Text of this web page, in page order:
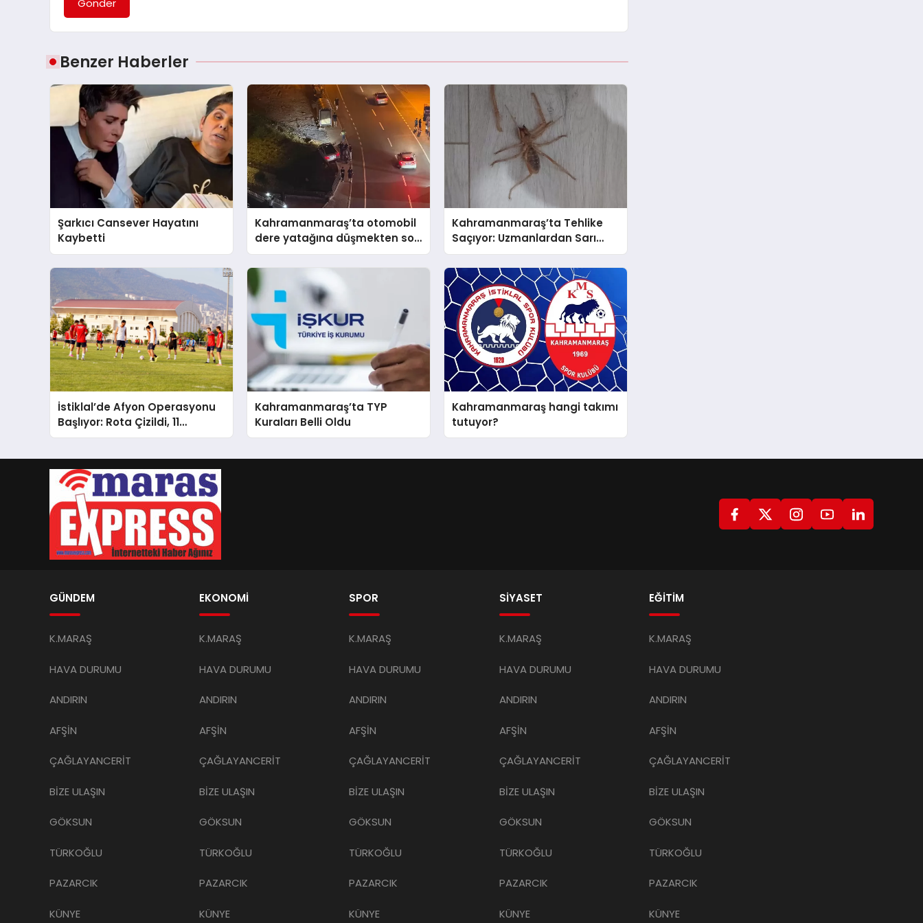
Gönder
Benzer Haberler
Şarkıcı Cansever Hayatını
Kaybetti
Kahramanmaraş’ta otomobil
dere yatağına düşmekten son
anda kurtuldu
Kahramanmaraş’ta Tehlike
Saçıyor: Uzmanlardan Sarı
Ömer (Böğ) Uyarısı!
İstiklal’de Afyon Operasyonu
Başlıyor: Rota Çizildi, 11
Ağustos’ta Aslan Pençesi
Kahramanmaraş’ta TYP
Kuraları Belli Oldu
Kahramanmaraş hangi takımı
tutuyor?
GÜNDEM
K.MARAŞ
HAVA DURUMU
ANDIRIN
AFŞİN
ÇAĞLAYANCERİT
BİZE ULAŞIN
GÖKSUN
TÜRKOĞLU
PAZARCIK
KÜNYE
EKONOMİ
K.MARAŞ
HAVA DURUMU
ANDIRIN
AFŞİN
ÇAĞLAYANCERİT
BİZE ULAŞIN
GÖKSUN
TÜRKOĞLU
PAZARCIK
KÜNYE
SPOR
K.MARAŞ
HAVA DURUMU
ANDIRIN
AFŞİN
ÇAĞLAYANCERİT
BİZE ULAŞIN
GÖKSUN
TÜRKOĞLU
PAZARCIK
KÜNYE
SİYASET
K.MARAŞ
HAVA DURUMU
ANDIRIN
AFŞİN
ÇAĞLAYANCERİT
BİZE ULAŞIN
GÖKSUN
TÜRKOĞLU
PAZARCIK
KÜNYE
EĞİTİM
K.MARAŞ
HAVA DURUMU
ANDIRIN
AFŞİN
ÇAĞLAYANCERİT
BİZE ULAŞIN
GÖKSUN
TÜRKOĞLU
PAZARCIK
KÜNYE